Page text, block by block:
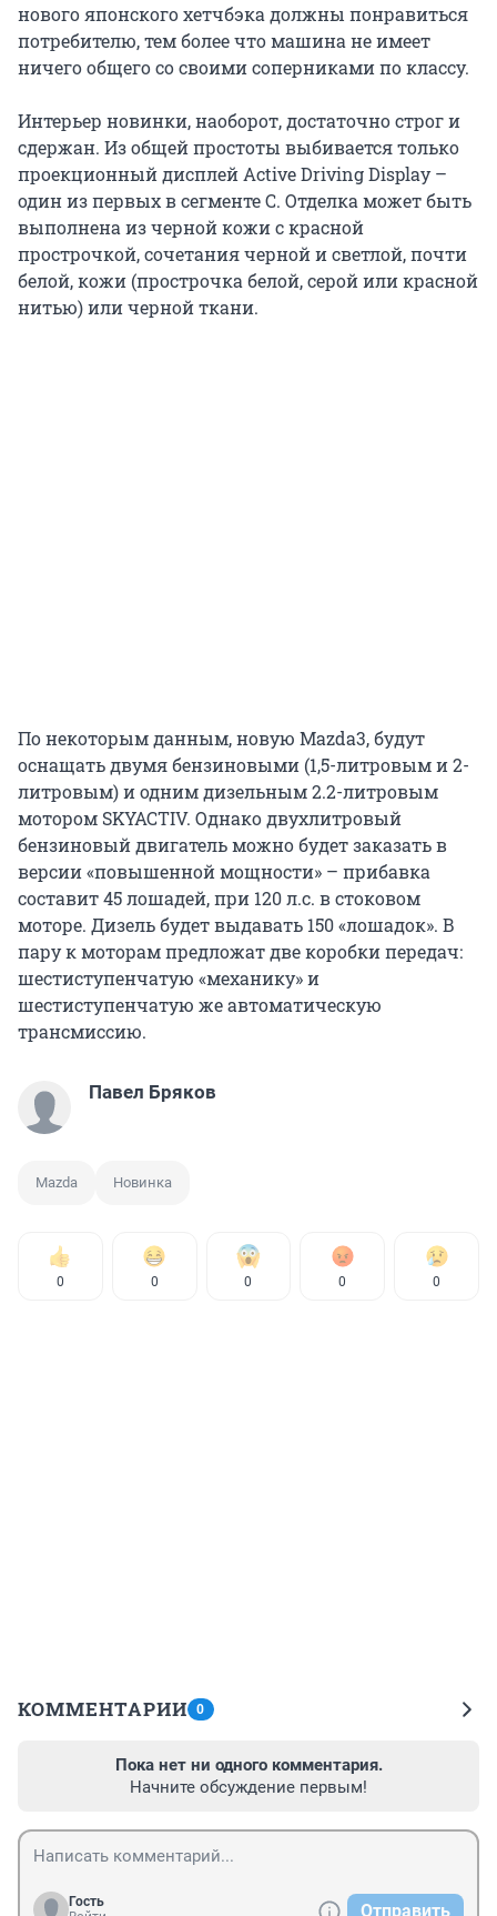
нового японского хетчбэка должны понравиться
потребителю, тем более что машина не имеет
ничего общего со своими соперниками по классу.
Интерьер новинки, наоборот, достаточно строг и
сдержан. Из общей простоты выбивается только
проекционный дисплей Active Driving Display –
один из первых в сегменте C. Отделка может быть
выполнена из черной кожи с красной
прострочкой, сочетания черной и светлой, почти
белой, кожи (прострочка белой, серой или красной
нитью) или черной ткани.
По некоторым данным, новую Mazda3, будут
оснащать двумя бензиновыми (1,5-литровым и 2-
литровым) и одним дизельным 2.2-литровым
мотором SKYACTIV. Однако двухлитровый
бензиновый двигатель можно будет заказать в
версии «повышенной мощности» – прибавка
составит 45 лошадей, при 120 л.с. в стоковом
моторе. Дизель будет выдавать 150 «лошадок». В
пару к моторам предложат две коробки передач:
шестиступенчатую «механику» и
шестиступенчатую же автоматическую
трансмиссию.
Павел Бряков
Mazda Новинка
0 0 0 0 0
КОММЕНТАРИИ 0
Пока нет ни одного комментария.
Начните обсуждение первым!
Гость
Отправить